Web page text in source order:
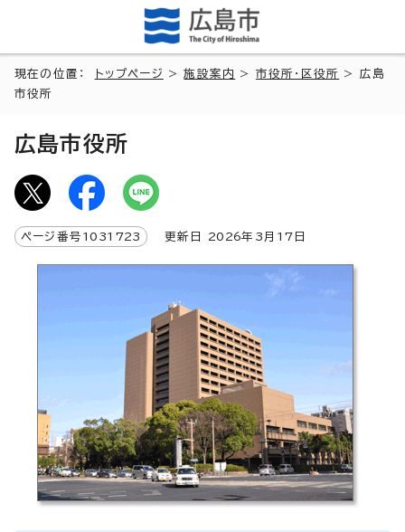
現在の位置： トップページ >施設案内 > 市役所・区役所 > 広島
市役所
広島市役所
ページ番号 1031723 更新日 2026年3月 17 日